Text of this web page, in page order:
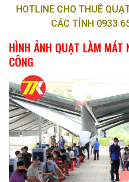
HOTLINE CHO THUÊ
CÁC TỈNH 0933
HÌNH ẢNH QUẠT LÀM MÁT
CÔNG